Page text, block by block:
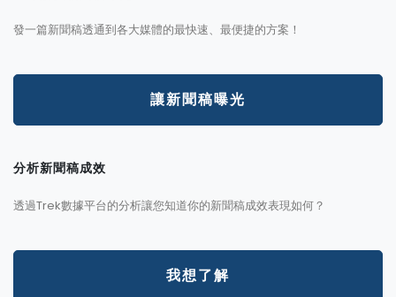
發一篇新聞稿透通到各大媒體的最快速、最便捷的方案！
讓新聞稿曝光
分析新聞稿成效
透過Trek數據平台的分析讓您知道你的新聞稿成效表現如何？
我想了解